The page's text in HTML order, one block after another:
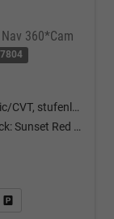
360*Cam
Variomatic/CVT, stufenlos
Bi Ton Lack: Sunset Red (NBV) mit Dachfarbe Black Metallic (Z11)
anfordern
Datei, Fahrzeugexposé